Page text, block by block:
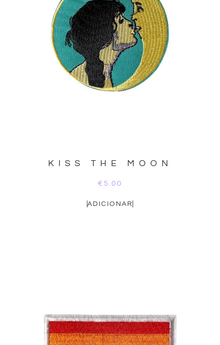
KISS THE MOON
€ 5.00
ADICIONAR